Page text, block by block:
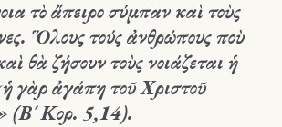
τὸ ἄπειρο σύμπαν καὶ τοὺς
Ὅλους τούς ἀνθρώπους ποὺ
θὰ ζήσουν τοὺς νοιάζεται ἡ
ἡ γὰρ ἀγάπη τοῦ Χριστοῦ
(Β΄ Κορ. 5,14).